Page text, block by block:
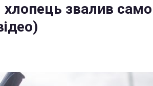
хлопець звалив